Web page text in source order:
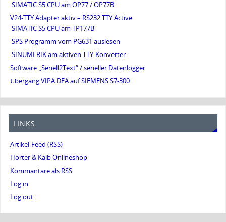
SIMATIC S5 CPU am OP77 / OP77B
V24-TTY Adapter aktiv – RS232 TTY Active
SIMATIC S5 CPU am TP177B
SPS Programm vom PG631 auslesen
SINUMERIK am aktiven TTY-Konverter
Software „Seriell2Text“ / serieller Datenlogger
Übergang VIPA DEA auf SIEMENS S7-300
LINKS
Artikel-Feed (RSS)
Horter & Kalb Onlineshop
Kommantare als RSS
Log in
Log out